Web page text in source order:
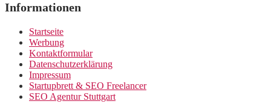
Informationen
Startseite
Werbung
Kontaktformular
Datenschutzerklärung
Impressum
Startupbrett & SEO Freelancer
SEO Agentur Stuttgart